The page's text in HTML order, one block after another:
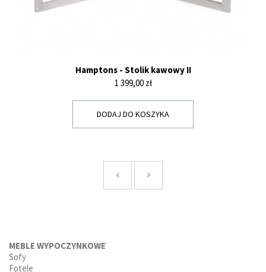
Hamptons - Stolik kawowy II
Cena
1 399,00 zł
DODAJ DO KOSZYKA
MEBLE WYPOCZYNKOWE
Sofy
Fotele